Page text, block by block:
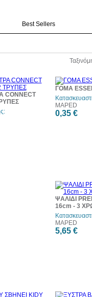
Best Sellers
CONNECT
ΓΟΜΑ
MAPED
0,35 €
ΨΑΛΙΔΙ
16cm - 3
MAPED
5,65 €